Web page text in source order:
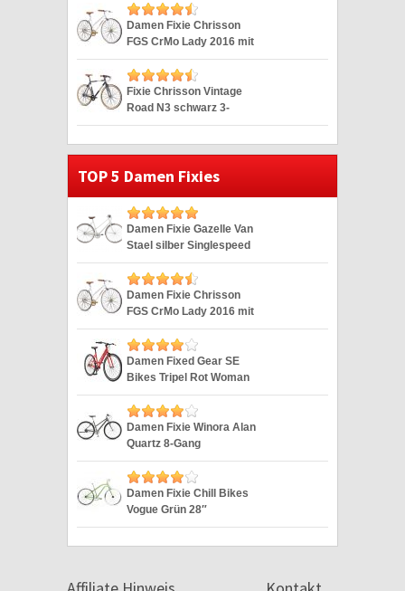
Damen Fixie Chrisson
FGS CrMo Lady 2016 mit
2G weiss 28″
Fixie Chrisson Vintage
Road N3 schwarz 3-
Gang 28″
TOP 5 Damen Fixies
Damen Fixie Gazelle Van
Stael silber Singlespeed
Silver 28″
Damen Fixie Chrisson
FGS CrMo Lady 2016 mit
2G weiss 28″
Damen Fixed Gear SE
Bikes Tripel Rot Woman
Fixie 28 Zoll
Damen Fixie Winora Alan
Quartz 8-Gang
Singlespeed 28“
Damen Fixie Chill Bikes
Vogue Grün 28″